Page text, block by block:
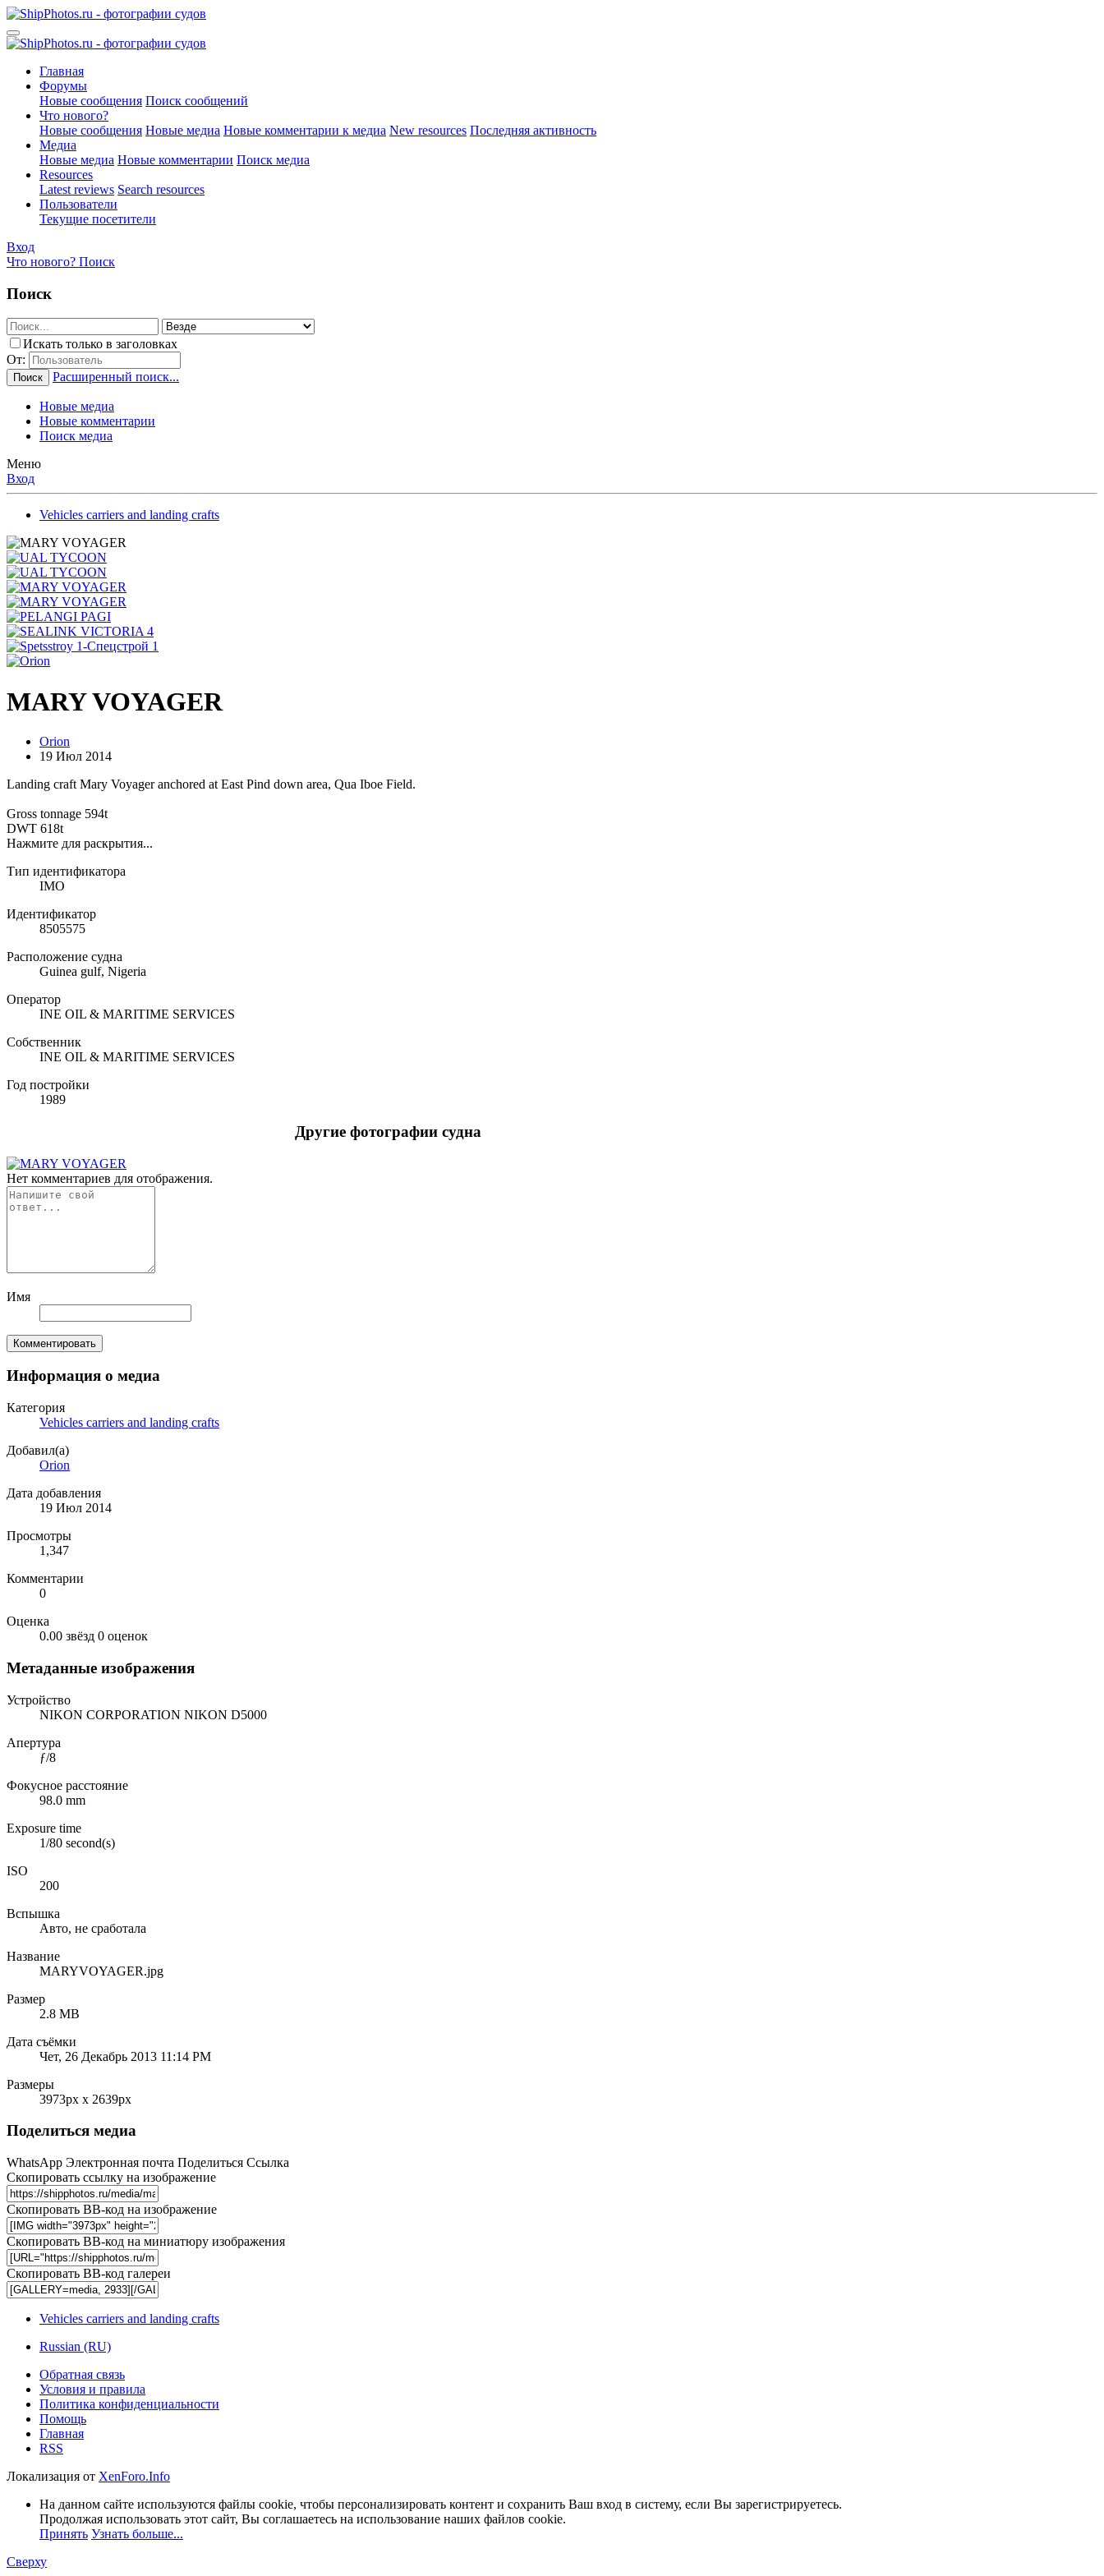
Главная
Форумы
Новые сообщения Поиск сообщений
Что нового?
Новые сообщения Новые медиа Новые комментарии к медиа New resources Последняя активность
Медиа
Новые медиа Новые комментарии Поиск медиа
Resources
Latest reviews Search resources
Пользователи
Текущие посетители
Вход
Что нового? Поиск
Поиск
Искать только в заголовках
От:
Поиск Расширенный поиск...
Новые медиа
Новые комментарии
Поиск медиа
Меню
Вход
Vehicles carriers and landing crafts
MARY VOYAGER
Orion
19 Июл 2014
Landing craft Mary Voyager anchored at East Pind down area, Qua Iboe Field.
Gross tonnage 594t
DWT 618t
Нажмите для раскрытия...
Тип идентификатора
IMO
Идентификатор
8505575
Расположение судна
Guinea gulf, Nigeria
Оператор
INE OIL & MARITIME SERVICES
Собственник
INE OIL & MARITIME SERVICES
Год постройки
1989
Другие фотографии судна
Нет комментариев для отображения.
Имя
Комментировать
Информация о медиа
Категория
Vehicles carriers and landing crafts
Добавил(а)
Orion
Дата добавления
19 Июл 2014
Просмотры
1,347
Комментарии
0
Оценка
0.00 звёзд 0 оценок
Метаданные изображения
Устройство
NIKON CORPORATION NIKON D5000
Апертура
ƒ/8
Фокусное расстояние
98.0 mm
Exposure time
1/80 second(s)
ISO
200
Вспышка
Авто, не сработала
Название
MARYVOYAGER.jpg
Размер
2.8 MB
Дата съёмки
Чет, 26 Декабрь 2013 11:14 PM
Размеры
3973px x 2639px
Поделиться медиа
WhatsApp Электронная почта Поделиться Ссылка
Скопировать ссылку на изображение
Скопировать BB-код на изображение
Скопировать BB-код на миниатюру изображения
Скопировать BB-код галереи
Vehicles carriers and landing crafts
Russian (RU)
Обратная связь
Условия и правила
Политика конфиденциальности
Помощь
Главная
RSS
Локализация от XenForo.Info
На данном сайте используются файлы cookie, чтобы персонализировать контент и сохранить Ваш вход в систему, если Вы зарегистрируетесь.
Продолжая использовать этот сайт, Вы соглашаетесь на использование наших файлов cookie.
Принять Узнать больше...
Сверху